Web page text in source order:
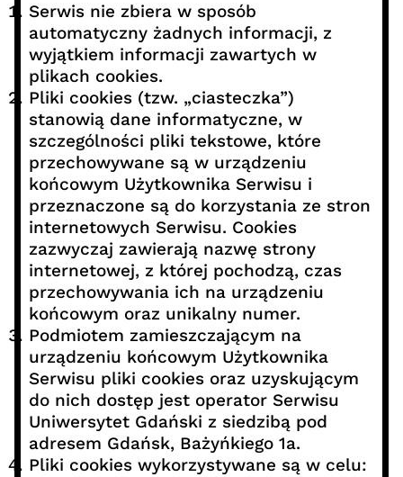
Serwis nie zbiera w sposób
automatyczny żadnych informacji, z
wyjątkiem informacji zawartych w
plikach cookies.
Pliki cookies (tzw. „ciasteczka”)
stanowią dane informatyczne, w
szczególności pliki tekstowe, które
przechowywane są w urządzeniu
końcowym Użytkownika Serwisu i
przeznaczone są do korzystania ze stron
internetowych Serwisu. Cookies
zazwyczaj zawierają nazwę strony
internetowej, z której pochodzą, czas
przechowywania ich na urządzeniu
końcowym oraz unikalny numer.
Podmiotem zamieszczającym na
urządzeniu końcowym Użytkownika
Serwisu pliki cookies oraz uzyskującym
do nich dostęp jest operator Serwisu
Uniwersytet Gdański z siedzibą pod
adresem Gdańsk, Bażyńkiego 1a.
Pliki cookies wykorzystywane są w celu: